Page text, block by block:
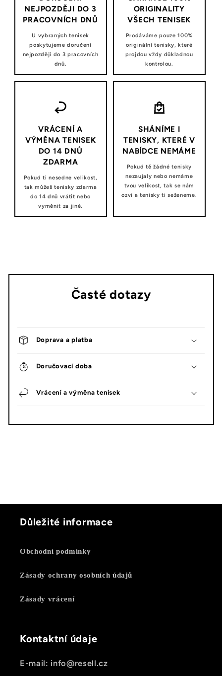
NEJPOZDĚJI DO 3
PRACOVNÍCH DNŮ
U vybraných tenisek
poskytujeme doručení
nejpozději do 3 pracovních
dnů.
ORIGINALITY
VŠECH TENISEK
Prodáváme pouze 100%
originální tenisky, které
projdou vždy důkladnou
kontrolou.
VRÁCENÍ A
VÝMĚNA TENISEK
DO 14 DNŮ
ZDARMA
Pokud ti nesedne velikost,
tak můžeš tenisky zdarma
do 14 dnů vrátit nebo
vyměnit za jiné.
SHÁNÍME I
TENISKY, KTERÉ V
NABÍDCE NEMÁME
Pokud tě žádné tenisky
nezaujaly nebo nemáme
tvou velikost, tak se nám
ozvi a tenisky ti seženeme.
Časté dotazy
Doprava a platba
Doručovací doba
Vrácení a výměna tenisek
Důležité informace
Obchodní podmínky
Zásady ochrany osobních údajů
Zásady vrácení
Kontaktní údaje
E-mail: info@resell.cz